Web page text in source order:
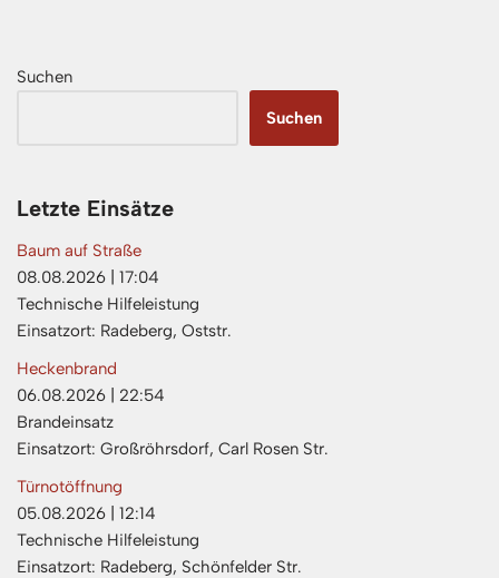
Suchen
Suchen
Letzte Einsätze
Baum auf Straße
08.08.2026
17:04
Technische Hilfeleistung
Einsatzort: Radeberg, Oststr.
Heckenbrand
06.08.2026
22:54
Brandeinsatz
Einsatzort: Großröhrsdorf, Carl Rosen Str.
Türnotöffnung
05.08.2026
12:14
Technische Hilfeleistung
Einsatzort: Radeberg, Schönfelder Str.